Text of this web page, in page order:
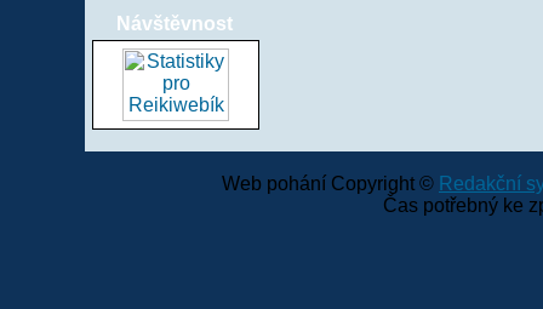
Návštěvnost
Web pohání Copyright © Redakční
Čas potřebný ke